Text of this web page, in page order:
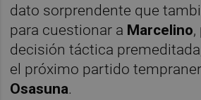
dato sorprendente que
para cuestionar a Marcelino,
decisión táctica
el próximo partido
Osasuna.